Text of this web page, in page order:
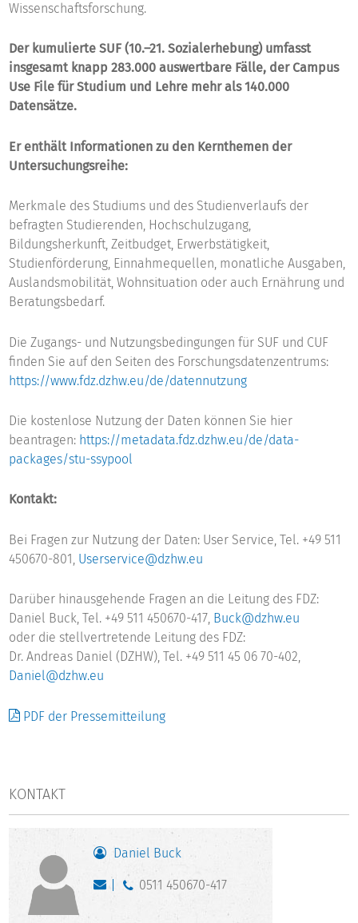
Wissenschaftsforschung.
Der kumulierte SUF (10.–21. Sozialerhebung) umfasst
insgesamt knapp 283.000 auswertbare Fälle, der Campus
Use File für Studium und Lehre mehr als 140.000
Datensätze.
Er enthält Informationen zu den Kernthemen der
Untersuchungsreihe:
Merkmale des Studiums und des Studienverlaufs der
befragten Studierenden, Hochschulzugang,
Bildungsherkunft, Zeitbudget, Erwerbstätigkeit,
Studienförderung, Einnahmequellen, monatliche Ausgaben,
Auslandsmobilität, Wohnsituation oder auch Ernährung und
Beratungsbedarf.
Die Zugangs- und Nutzungsbedingungen für SUF und CUF
finden Sie auf den Seiten des Forschungsdatenzentrums:
https://www.fdz.dzhw.eu/de/datennutzung
Die kostenlose Nutzung der Daten können Sie hier
beantragen: https://metadata.fdz.dzhw.eu/de/data-
packages/stu-ssypool
Kontakt:
Bei Fragen zur Nutzung der Daten: User Service, Tel. +49 511
450670-801, Userservice@dzhw.eu
Darüber hinausgehende Fragen an die Leitung des FDZ:
Daniel Buck, Tel. +49 511 450670-417, Buck@dzhw.eu
oder die stellvertretende Leitung des FDZ:
Dr. Andreas Daniel (DZHW), Tel. +49 511 45 06 70-402,
Daniel@dzhw.eu
PDF der Pressemitteilung
KONTAKT
Daniel Buck
0511 450670-417